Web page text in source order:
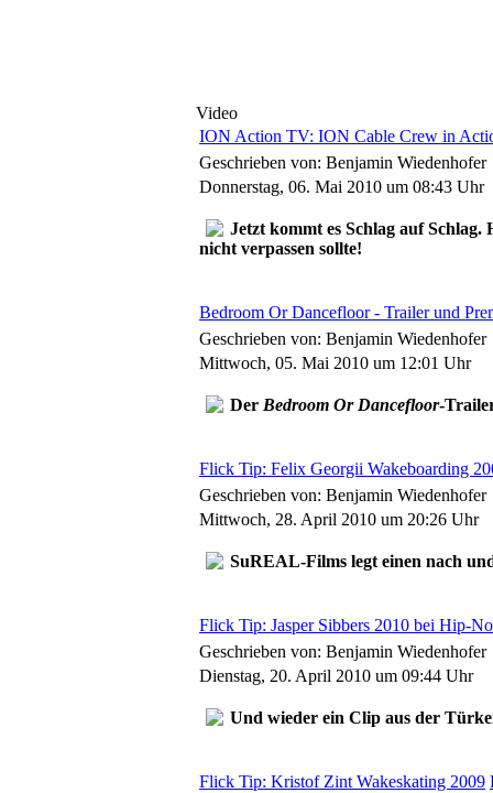
Video
ION Action TV: ION Cable Crew in
Geschrieben von: Benjamin Wiedenhofer
Donnerstag, 06. Mai 2010 um 08:43 Uhr
Jetzt kommt es Schlag auf
nicht verpassen sollte!
Bedroom Or Dancefloor - Trailer und
Geschrieben von: Benjamin Wiedenhofer
Mittwoch, 05. Mai 2010 um 12:01 Uhr
Der Bedroom Or Dancefloor-
Flick Tip: Felix Georgii Wakeboarding
Geschrieben von: Benjamin Wiedenhofer
Mittwoch, 28. April 2010 um 20:26 Uhr
SuREAL-Films legt einen nach
Flick Tip: Jasper Sibbers 2010 bei Hip-
Geschrieben von: Benjamin Wiedenhofer
Dienstag, 20. April 2010 um 09:44 Uhr
Und wieder ein Clip aus der
Flick Tip: Kristof Zint Wakeskating 2009